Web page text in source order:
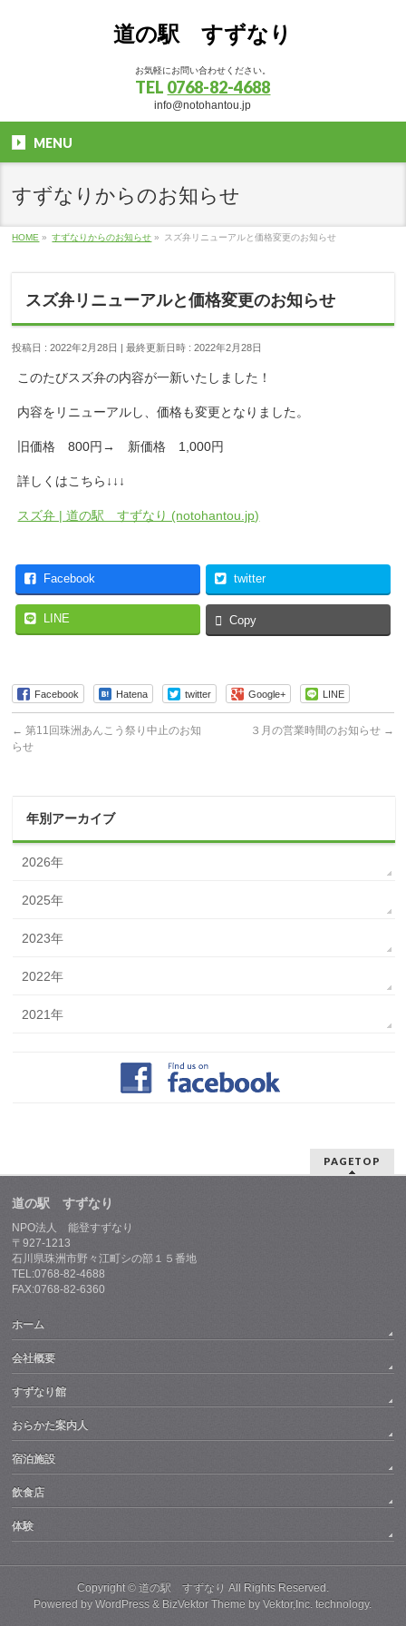
道の駅 すずなり
お気軽にお問い合わせください。
TEL 0768-82-4688
info@notohantou.jp
MENU
すずなりからのお知らせ
HOME » すずなりからのお知らせ » スズ弁リニューアルと価格変更のお知らせ
スズ弁リニューアルと価格変更のお知らせ
投稿日 : 2022年2月28日 最終更新日時 : 2022年2月28日
このたびスズ弁の内容が一新いたしました！
内容をリニューアルし、価格も変更となりました。
旧価格 800円→ 新価格 1,000円
詳しくはこちら↓↓↓
スズ弁 | 道の駅 すずなり (notohantou.jp)
Facebook twitter
LINE Copy
Facebook Hatena twitter Google+ LINE
← 第11回珠洲あんこう祭り中止のお知
らせ
３月の営業時間のお知らせ →
年別アーカイブ
2026年
2025年
2023年
2022年
2021年
PAGETOP
道の駅 すずなり
NPO法人 能登すずなり
〒927-1213
石川県珠洲市野々江町シの部１５番地
TEL:0768-82-4688
FAX:0768-82-6360
ホーム
会社概要
すずなり館
おらかた案内人
宿泊施設
飲食店
体験
Copyright © 道の駅 すずなり All Rights Reserved.
Powered byWordPress & BizVektor Theme byVektor,Inc. technology.